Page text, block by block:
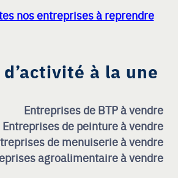
nos entreprises à reprendre
à la une
Entreprises de BTP à vendre
Entreprises de peinture à vendre
de menuiserie à vendre
agroalimentaire à vendre